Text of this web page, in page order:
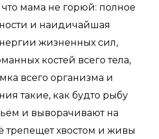
что мама не горюй: полное
и наидичайшая
жизненных сил,
костей всего тела,
всего организма и
такие, как будто рыбу
и выворачивают на
трепещет хвостом и живы